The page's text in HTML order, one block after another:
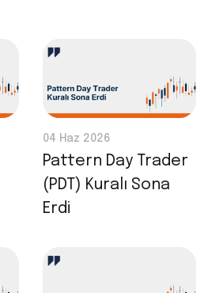
04 Haz 2026
Pattern Day Trader
(PDT) Kuralı Sona
Erdi